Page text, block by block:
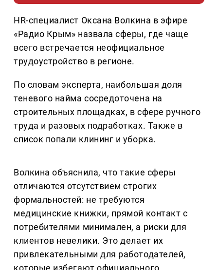
HR-специалист Оксана Волкина в эфире
«Радио Крым» назвала сферы, где чаще
всего встречается неофициальное
трудоустройство в регионе.
По словам эксперта, наибольшая доля
теневого найма сосредоточена на
строительных площадках, в сфере ручного
труда и разовых подработках. Также в
список попали клининг и уборка.
Волкина объяснила, что такие сферы
отличаются отсутствием строгих
формальностей: не требуются
медицинские книжки, прямой контакт с
потребителями минимален, а риски для
клиентов невелики. Это делает их
привлекательными для работодателей,
которые избегают официального